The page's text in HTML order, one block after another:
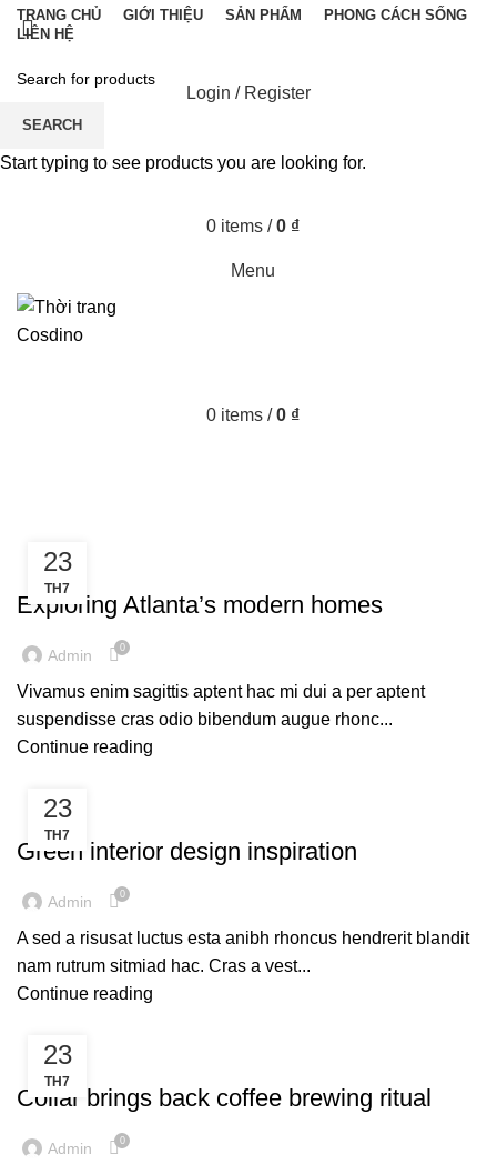
TRANG CHỦ GIỚI THIỆU SẢN PHẨM
PHONG CÁCH SỐNG
LIÊN HỆ
Login / Register
0 items / 0 ₫
Menu
0 items / 0 ₫
23
TH7
DECORATION
Exploring Atlanta’s modern homes
Admin 0
Vivamus enim sagittis aptent hac mi dui a per aptent
suspendisse cras odio bibendum augue rhonc...
Continue reading
23
TH7
INSPIRATION
Green interior design inspiration
Admin 0
A sed a risusat luctus esta anibh rhoncus hendrerit blandit
nam rutrum sitmiad hac. Cras a vest...
Continue reading
23
TH7
FURNITURE
Collar brings back coffee brewing ritual
Admin 0
SEARCH
Start typing to see products you are looking for.